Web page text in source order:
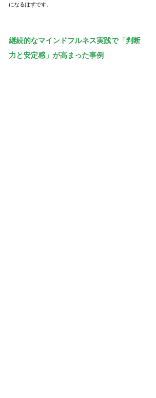
になるはずです。
継続的なマインドフルネス実践で「判断
力と安定感」が高まった事例